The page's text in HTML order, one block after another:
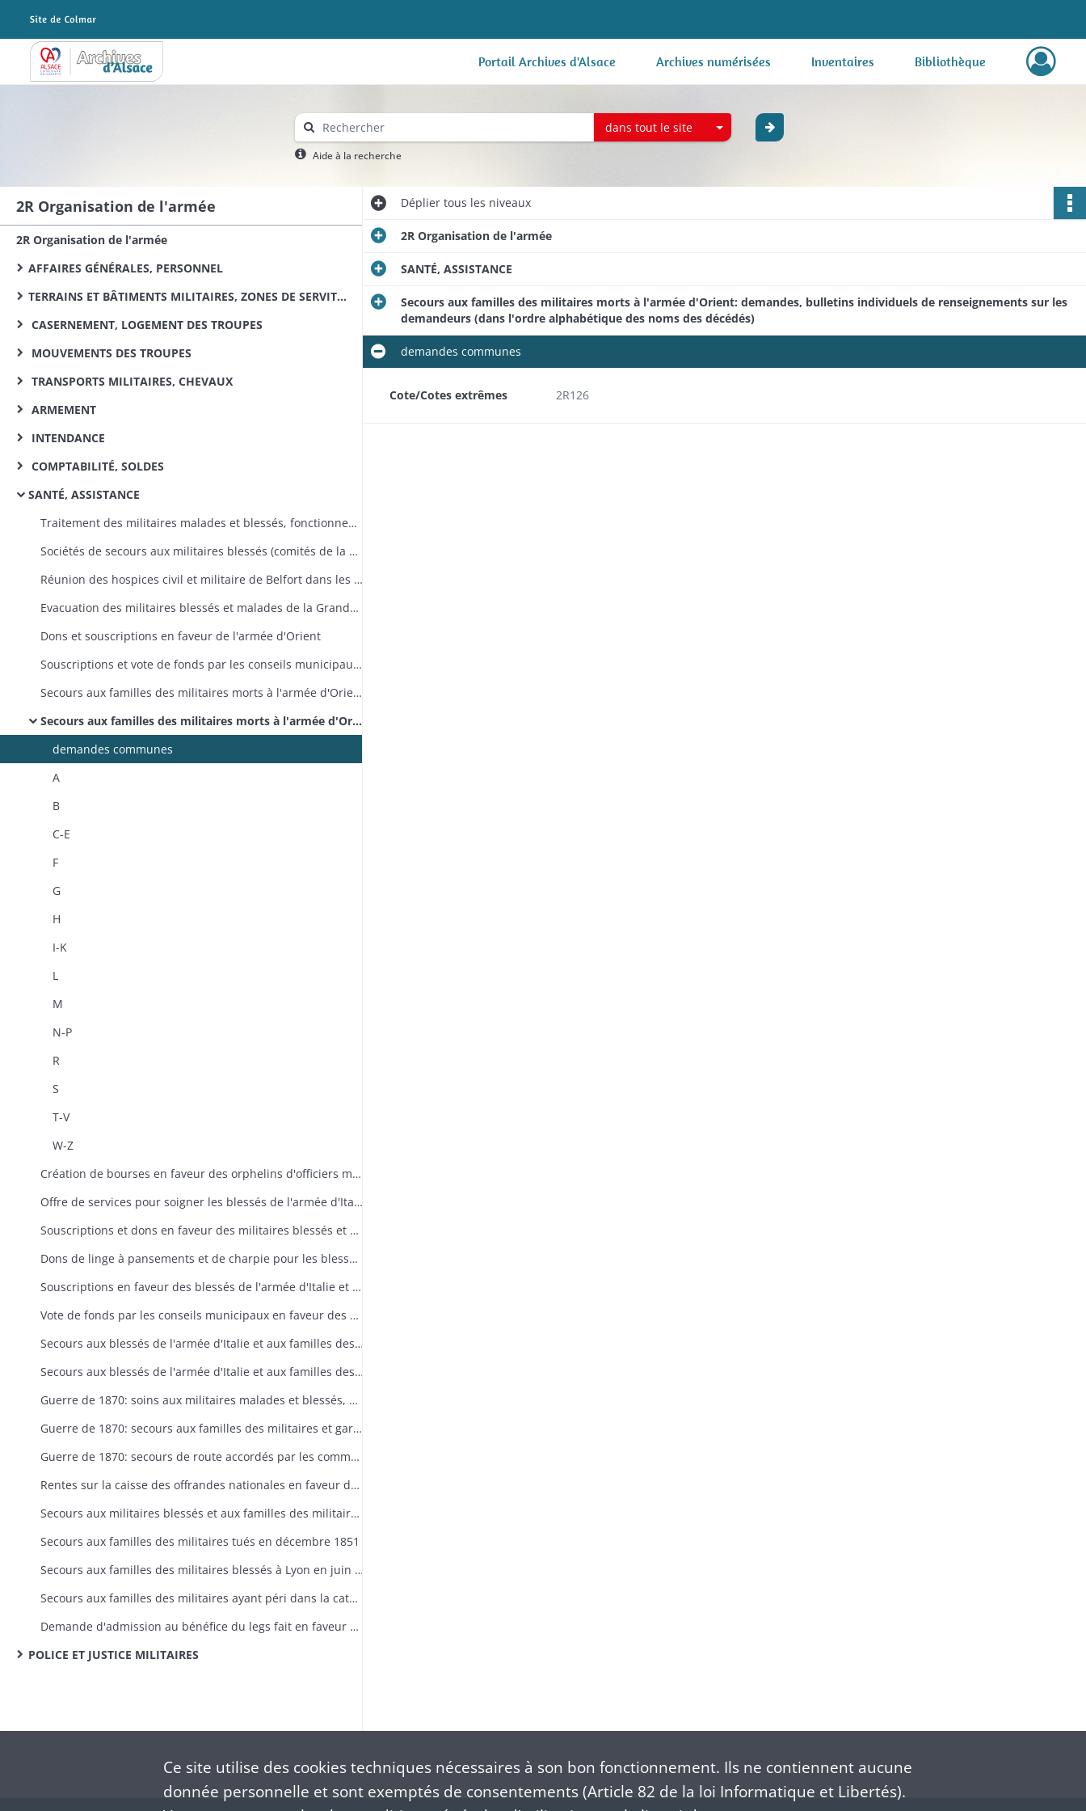
Archives Alsace - Colmar Portail Archives d'Alsace Archives numérisées Inventaires Bibliothèque
dans tout le site
Aide à la recherche
2R Organisation de l'armée
2R Organisation de l'armée
AFFAIRES GÉNÉRALES, PERSONNEL
TERRAINS ET BÂTIMENTS MILITAIRES, ZONES DE SERVITUDE
CASERNEMENT, LOGEMENT DES TROUPES
MOUVEMENTS DES TROUPES
TRANSPORTS MILITAIRES, CHEVAUX
ARMEMENT
INTENDANCE
COMPTABILITÉ, SOLDES
SANTÉ, ASSISTANCE
Traitement des militaires malades et blessés, fonctionnement des hôpitaux militaires: instructions, correspondance
Sociétés de secours aux militaires blessés (comités de la Croix Rouge): programmes, prospectus, création de comités dans le Haut-Rhin, souscriptions
Réunion des hospices civil et militaire de Belfort dans les bâtiments de l'ancien couvent des Capucins
Evacuation des militaires blessés et malades de la Grande Armée, organisation et fonctionnement des hôpitaux militaires pendant le dernier trimestre 1813, liquidation des dépenses
Dons et souscriptions en faveur de l'armée d'Orient
Souscriptions et vote de fonds par les conseils municipaux en faveur des familles des militaires morts à l'armée d'Orient
Secours aux familles des militaires morts à l'armée d'Orient: conditions d'obtention, transmission des demandes au ministre dela Guerre et des mandats aux ayants droit
Secours aux familles des militaires morts à l'armée d'Orient: demandes, bulletins individuels de renseignements sur les demandeurs (dans l'ordre alphabétique des noms des décédés)
demandes communes
A
B
C-E
F
G
H
I-K
L
M
N-P
R
S
T-V
W-Z
Création de bourses en faveur des orphelins d'officiers morts en Orient
Offre de services pour soigner les blessés de l'armée d'Italie
Souscriptions et dons en faveur des militaires blessés et des familles des militaires tués en Italie: instructions ministérielles et préfectorales, observations sur le mode de répartition des fonds de souscriptions
Dons de linge à pansements et de charpie pour les blessés de l'armée d'Italie
Souscriptions en faveur des blessés de l'armée d'Italie et des familles des tués: listes, correspondance
Vote de fonds par les conseils municipaux en faveur des blessés de l'armée d'Italie
Secours aux blessés de l'armée d'Italie et aux familles des tués: demandes
Secours aux blessés de l'armée d'Italie et aux familles des tués: distribution des fonds de souscriptions aux ayants droit
Guerre de 1870: soins aux militaires malades et blessés, dons et souscriptions en faveur de l'armée et des prisonniers français en Allemagne
Guerre de 1870: secours aux familles des militaires et gardes mobiles sous les drapeaux
Guerre de 1870: secours de route accordés par les communes aux gardes nationaux mobilisés
Rentes sur la caisse des offrandes nationales en faveur des militaires blessés et des familles des militaires morts aux armées (en Italie, au Mexique, au Maroc): instructions, demandes, concessions, paiement, décès et substitutions de titulaires
Secours aux militaires blessés et aux familles des militaires tués ou faits prisonniers en Algérie
Secours aux familles des militaires tués en décembre 1851
Secours aux familles des militaires blessés à Lyon en juin 1849
Secours aux familles des militaires ayant péri dans la catastrophe d'Angers
Demande d'admission au bénéfice du legs fait en faveur des veuves des anciens Gardes Suisses ayant participé à la défense du château des Tuileries en 1792
POLICE ET JUSTICE MILITAIRES
Dépliertous les niveaux
2R Organisation de l'armée
SANTÉ, ASSISTANCE
Secours aux familles des militaires morts à l'armée d'Orient: demandes, bulletins individuels de renseignements sur les
demandeurs (dans l'ordre alphabétique des noms des décédés)
demandes communes
Cote/Cotes extrêmes 2R126
Ce site utilise des cookiestechniques nécessaires à son bon fonctionnement. Ils ne contiennent aucune
donnée personnelle et sont exemptés de consentements (Article 82 de la loi Informatique et Libertés).